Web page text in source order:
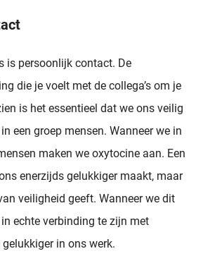
is persoonlijk contact. De
die je voelt met de collega’s om je
is het essentieel dat we ons veilig
een groep mensen. Wanneer we in
maken we oxytocine aan. Een
enerzijds gelukkiger maakt, maar
veiligheid geeft. Wanneer we dit
echte verbinding te zijn met
gelukkiger in ons werk.